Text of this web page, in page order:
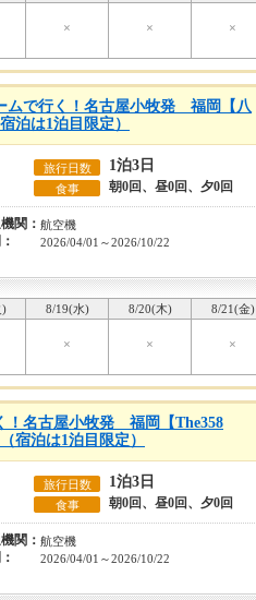
× × ×
で行く！名古屋小牧発 福岡【八
泊は1泊目限定）
旅行日数 1泊3日
食事 朝0回、昼0回、夕0回
関： 航空機
2026/04/01～2026/10/22
) 8/19(水) 8/20(木) 8/21(金)
× × ×
名古屋小牧発 福岡【The358
宿泊は1泊目限定）
旅行日数 1泊3日
食事 朝0回、昼0回、夕0回
関： 航空機
2026/04/01～2026/10/22